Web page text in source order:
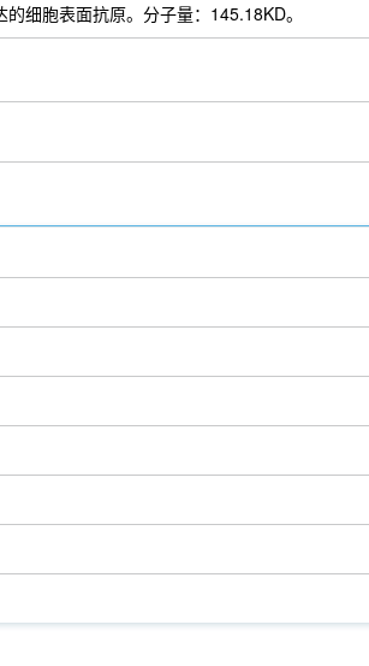
细胞表面抗原。分子量：145.18KD。